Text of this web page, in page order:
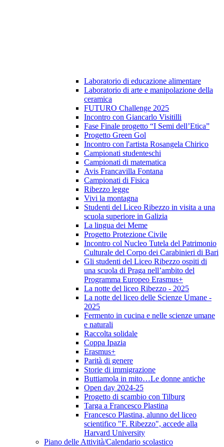
Laboratorio di educazione alimentare
Laboratorio di arte e manipolazione della
ceramica
FUTURO Challenge 2025
Incontro con Giancarlo Visitilli
Fase Finale progetto “I Semi dell’Etica”
Progetto Green Gol
Incontro con l'artista Rosangela Chirico
Campionati studenteschi
Campionati di matematica
Avis Francavilla Fontana
Campionati di Fisica
Ribezzo legge
Vivi la montagna
Studenti del Liceo Ribezzo in visita a una
scuola superiore in Galizia
La lingua dei Meme
Progetto Protezione Civile
Incontro col Nucleo Tutela del Patrimonio
Culturale del Corpo dei Carabinieri di Bari
Gli studenti del Liceo Ribezzo ospiti di
una scuola di Praga nell’ambito del
Programma Europeo Erasmus+
La notte del liceo Ribezzo - 2025
La notte del liceo delle Scienze Umane -
2025
Fermento in cucina e nelle scienze umane
e naturali
Raccolta solidale
Coppa Ipazia
Erasmus+
Parità di genere
Storie di immigrazione
Buttiamola in mito…Le donne antiche
Open day 2024-25
Progetto di scambio con Tilburg
Targa a Francesco Plastina
Francesco Plastina, alunno del liceo
scientifico "F. Ribezzo", accede alla
Harvard University
Piano delle Attività/Calendario scolastico